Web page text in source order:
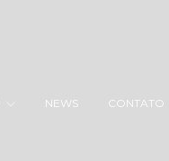
NEWS CONTATO